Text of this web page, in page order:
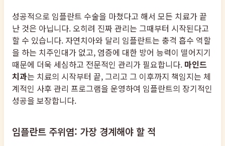
성공적으로 임플란트 수술을 마쳤다고 해서 모든 치료가 끝
난 것은 아닙니다. 오히려 진짜 관리는 그때부터 시작된다고
할 수 있습니다. 자연치아와 달리 임플란트는 충격 흡수 역할
을 하는 치주인대가 없고, 염증에 대한 방어 능력이 떨어지기
때문에 더욱 세심하고 전문적인 관리가 필요합니다. 마인드
치과는 치료의 시작부터 끝, 그리고 그 이후까지 책임지는 체
계적인 사후 관리 프로그램을 운영하여 임플란트의 장기적인
성공을 보장합니다.
임플란트 주위염: 가장 경계해야 할 적